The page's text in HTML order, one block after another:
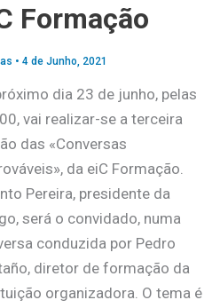
Formação
• 4 de Junho, 2021
dia 23 de junho, pelas
vai realizar-se a terceira
das «Conversas
da eiC Formação.
Pereira, presidente da
será o convidado, numa
conduzida por Pedro
diretor de formação da
organizadora. O tema é